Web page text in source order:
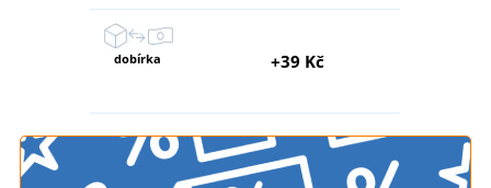
dobírka +39 Kč